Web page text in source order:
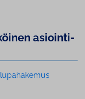
asioin­ti­